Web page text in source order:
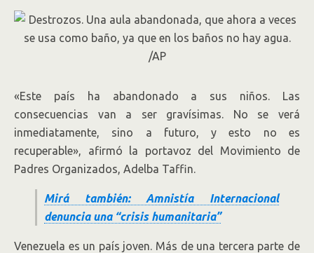
«Este país ha abandonado a sus niños. Las
consecuencias van a ser gravísimas. No se verá
inmediatamente, sino a futuro, y esto no es
recuperable», afirmó la portavoz del Movimiento de
Padres Organizados, Adelba Taffin.
Mirá también: Amnistía Internacional
denuncia una “crisis humanitaria”
Venezuela es un país joven. Más de una tercera parte de